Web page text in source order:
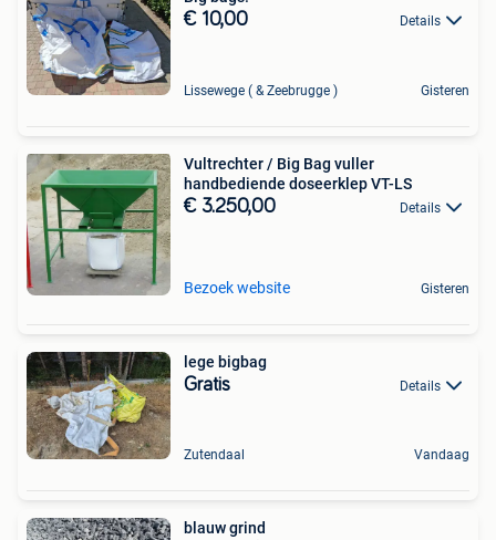
€ 10,00 Details
Lissewege ( & Zeebrugge ) Gisteren
Vultrechter / Big Bag vuller
handbediende doseerklep VT-LS
€ 3.250,00 Details
Bezoek website Gisteren
lege bigbag
Gratis Details
Zutendaal Vandaag
blauw grind